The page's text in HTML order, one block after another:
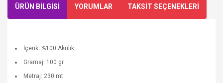
ÜRÜN BİLGİSİ YORUMLAR TAKSİT SEÇENEKLERİ
İçerik: %100 Akrilik
Gramaj: 100 gr.
Metraj: 230 mt.